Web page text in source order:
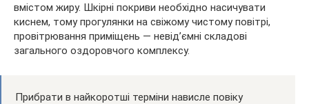
вмістом жиру. Шкірні покриви необхідно насичувати
киснем, тому прогулянки на свіжому чистому повітрі,
провітрювання приміщень — невід’ємні складові
загального оздоровчого комплексу.
Прибрати в найкоротші терміни нависле повіку